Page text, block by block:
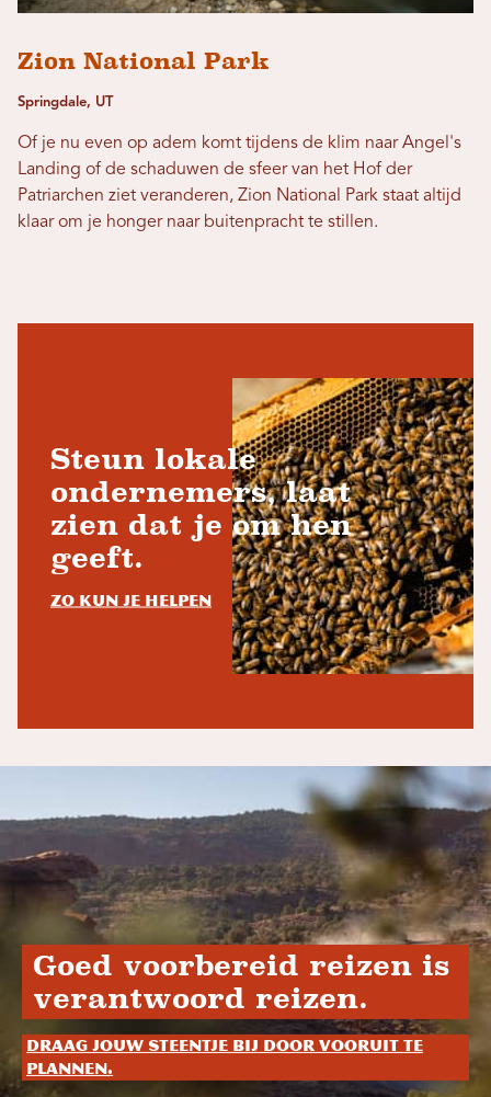
Zion National Park
Springdale, UT
Of je nu even op adem komt tijdens de klim naar Angel's
Landing of de schaduwen de sfeer van het Hof der
Patriarchen ziet veranderen, Zion National Park staat altijd
klaar om je honger naar buitenpracht te stillen.
Steun lokale
ondernemers, laat
zien dat je om hen
geeft.
Zo kun je helpen
Goed voorbereid reizen is
verantwoord reizen.
Draag jouw steentje bij door vooruit te
plannen.